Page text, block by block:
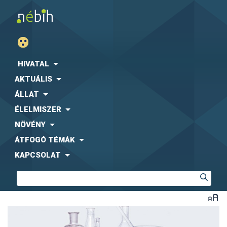
HIVATAL
AKTUÁLIS
ÁLLAT
ÉLELMISZER
NÖVÉNY
ÁTFOGÓ TÉMÁK
KAPCSOLAT